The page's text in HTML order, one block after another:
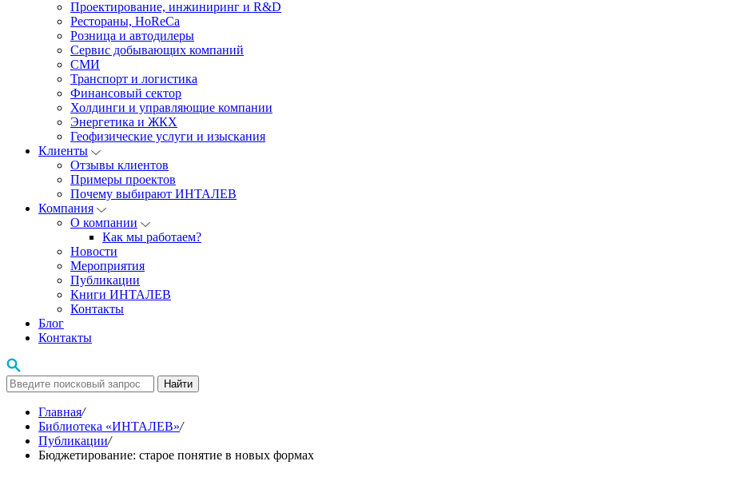
Проектирование, инжиниринг и R&D
Рестораны, HoReCa
Розница и автодилеры
Сервис добывающих компаний
СМИ
Транспорт и логистика
Финансовый сектор
Холдинги и управляющие компании
Энергетика и ЖКХ
Геофизические услуги и изыскания
Клиенты
Отзывы клиентов
Примеры проектов
Почему выбирают ИНТАЛЕВ
Компания
О компании
Как мы работаем?
Новости
Мероприятия
Публикации
Книги ИНТАЛЕВ
Контакты
Блог
Контакты
Найти
Главная/
Библиотека «ИНТАЛЕВ»/
Публикации/
Бюджетирование: старое понятие в новых формах